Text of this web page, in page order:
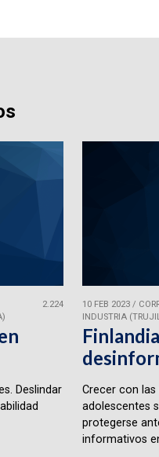
2.224
Deslindar
10 FEB 2023/
INDUSTRIA
Crecer con
adolescentes
protegerse
informativos